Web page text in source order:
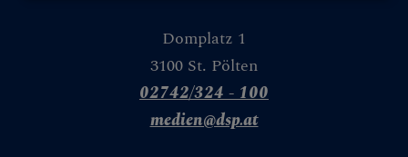
MITMACHEN
BEGEGNEN
Domplatz 1
3100 St. Pölten
02742/324 - 100
medien@dsp.at